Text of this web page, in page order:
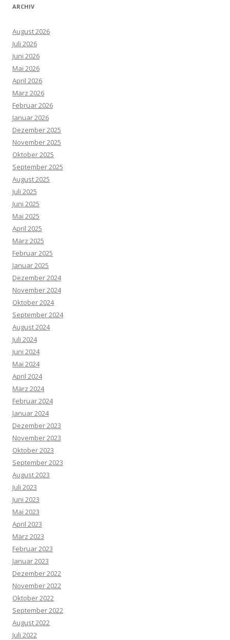
ARCHIV
August 2026
Juli 2026
Juni 2026
Mai 2026
April 2026
März 2026
Februar 2026
Januar 2026
Dezember 2025
November 2025
Oktober 2025
September 2025
August 2025
Juli 2025
Juni 2025
Mai 2025
April 2025
März 2025
Februar 2025
Januar 2025
Dezember 2024
November 2024
Oktober 2024
September 2024
August 2024
Juli 2024
Juni 2024
Mai 2024
April 2024
März 2024
Februar 2024
Januar 2024
Dezember 2023
November 2023
Oktober 2023
September 2023
August 2023
Juli 2023
Juni 2023
Mai 2023
April 2023
März 2023
Februar 2023
Januar 2023
Dezember 2022
November 2022
Oktober 2022
September 2022
August 2022
Juli 2022